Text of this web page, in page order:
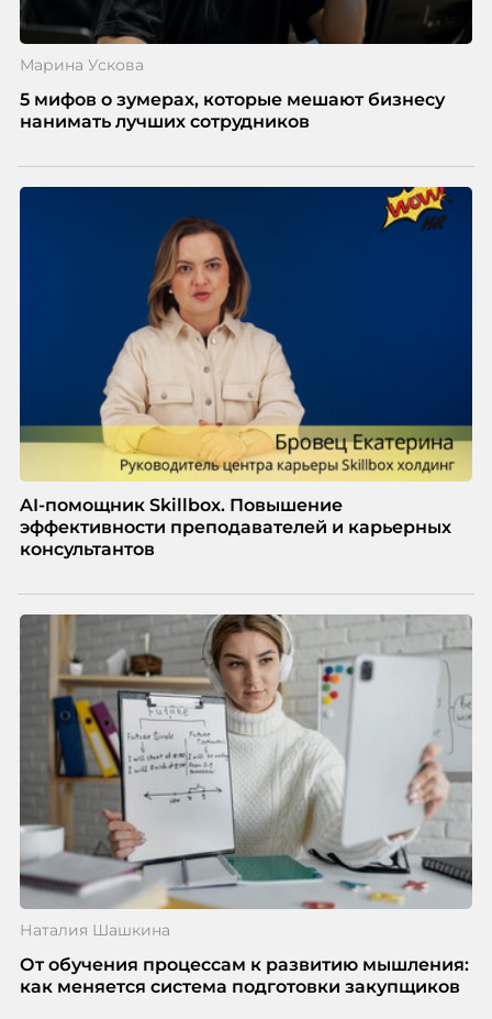
Марина Ускова
5 мифов о зумерах, которые мешают бизнесу
нанимать лучших сотрудников
AI-помощник Skillbox. Повышение
эффективности преподавателей и карьерных
консультантов
Наталия Шашкина
От обучения процессам к развитию мышления:
как меняется система подготовки закупщиков